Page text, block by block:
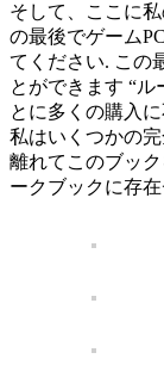
そして、ここに
の最後でゲーム
てください. この
とができます “ル
とに多くの購入
私はいくつかの
離れてこのブッ
ークブックに存